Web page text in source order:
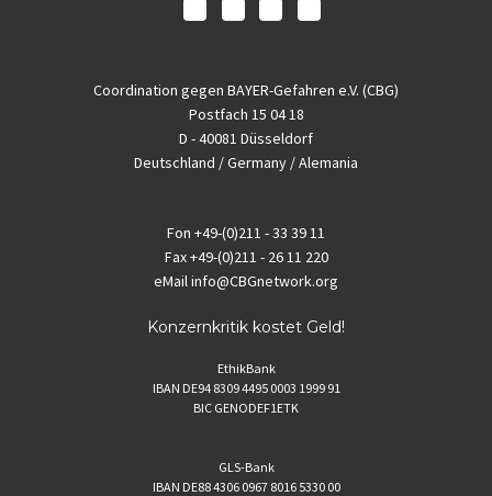
Coordination gegen BAYER-Gefahren e.V. (CBG)
Postfach 15 04 18
D - 40081 Düsseldorf
Deutschland / Germany / Alemania
Fon +49-(0)211 - 33 39 11
Fax+49-(0)211 - 26 11 220
eMailinfo@CBGnetwork.org
Konzernkritik kostet Geld!
EthikBank
IBAN DE94 8309 4495 0003 1999 91
BIC GENODEF1ETK
GLS-Bank
IBAN DE88 4306 0967 8016 5330 00